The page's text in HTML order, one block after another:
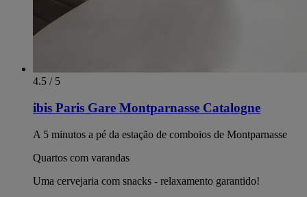
4.5 / 5
ibis Paris Gare Montparnasse Catalogne
A 5 minutos a pé da estação de comboios de Montparnasse
Quartos com varandas
Uma cervejaria com snacks - relaxamento garantido!